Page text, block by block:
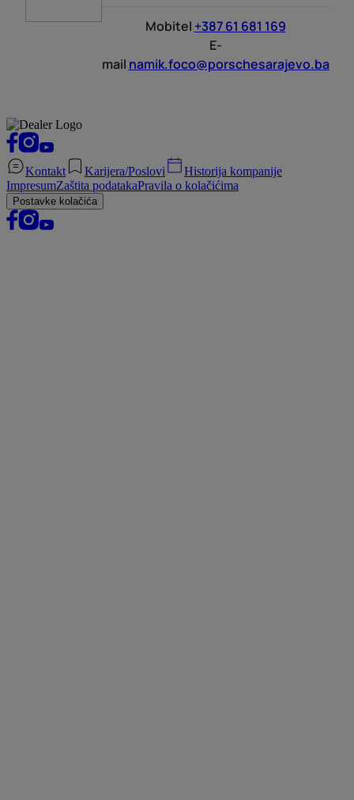
Mobitel +387 61 681 169
E-
mail namik.foco@porschesarajevo.ba
Kontakt Karijera/Poslovi
Historija kompanije
ImpresumZaštita podatakaPravila o kolačićima
Postavke kolačića